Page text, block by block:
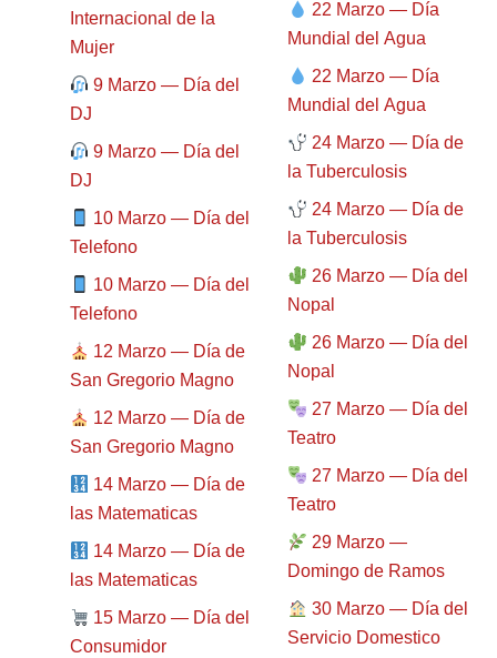
Internacional de la
Mujer
9 Marzo — Día del
DJ
9 Marzo — Día del
DJ
10 Marzo — Día del
Telefono
10 Marzo — Día del
Telefono
12 Marzo — Día de
San Gregorio Magno
12 Marzo — Día de
San Gregorio Magno
14 Marzo — Día de
las Matematicas
14 Marzo — Día de
las Matematicas
15 Marzo — Día del
Consumidor
22 Marzo — Día
Mundial del Agua
22 Marzo — Día
Mundial del Agua
24 Marzo — Día de
la Tuberculosis
24 Marzo — Día de
la Tuberculosis
26 Marzo — Día del
Nopal
26 Marzo — Día del
Nopal
27 Marzo — Día del
Teatro
27 Marzo — Día del
Teatro
29 Marzo —
Domingo de Ramos
30 Marzo — Día del
Servicio Domestico